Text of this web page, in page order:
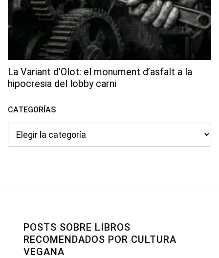
La Variant d’Olot: el monument d’asfalt a la
hipocresia del lobby carni
CATEGORÍAS
POSTS SOBRE LIBROS
RECOMENDADOS POR CULTURA
VEGANA